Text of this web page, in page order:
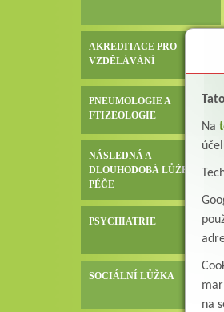
AKREDITACE PRO
VZDĚLÁVÁNÍ
PNEUMOLOGIE A
FTIZEOLOGIE
NÁSLEDNÁ A
DLOUHODOBÁ LŮŽKOVÁ
PÉČE
PSYCHIATRIE
SOCIÁLNÍ LŮŽKA
Na
na